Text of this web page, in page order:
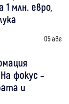
млн. евро,
05 авг
фокус –
и